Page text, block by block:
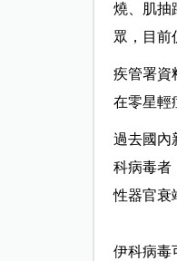
燒、肌抽
眾，目前
疾管署資
在零星輕
過去國內
科病毒者
性器官衰
伊科病毒